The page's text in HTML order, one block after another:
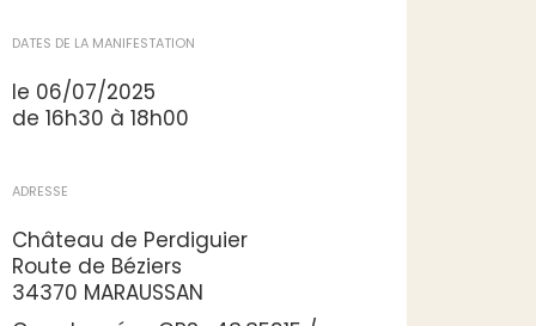
DATES DE LA MANIFESTATION
le 06/07/2025
de 16h30 à 18h00
ADRESSE
Château de Perdiguier
Route de Béziers
34370 MARAUSSAN